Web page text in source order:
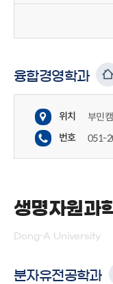
융합경영학과
위치
부민
번호
051-
생명자원과
Dong-A University
분자유전공학과